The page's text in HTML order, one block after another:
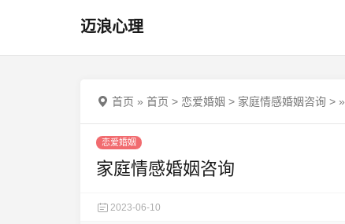
迈浪心理
首页 » 首页 > 恋爱婚姻 > 家庭情感婚姻咨询 > »
恋爱婚姻
家庭情感婚姻咨询
2023-06-10